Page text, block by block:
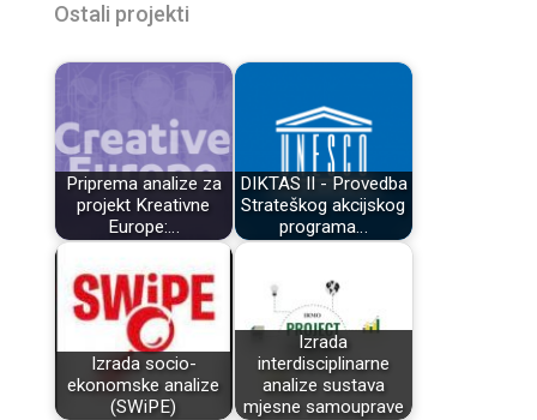
Ostali projekti
Priprema analize za
projekt Kreativne
Europe:…
DIKTAS II - Provedba
Strateškog akcijskog
programa…
Izrada socio-
ekonomske analize
(SWiPE)
Izrada
interdisciplinarne
analize sustava
mjesne samouprave